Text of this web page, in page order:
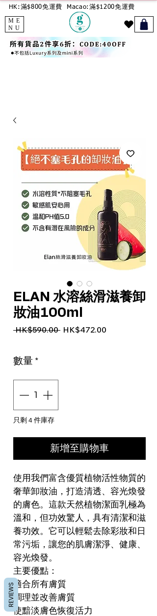
HK:滿$800免運費 Macao:滿$1200免運費
ME
NU
ELAN 水溶絲滑滋養卸
妝油100ml
HK$590.00 一般價格
HK$472.00
數量 *
只剩 4 件庫存
新增至購物車
使用我們富含優質植物活性物質的
奢華卸妝油，打造清透、容光煥發
的膚色。這款天然植物潔面乳極為
溫和，但功效驚人，具有清潔和滋
養功效。它可以輕鬆去除彩妝和日
常污垢，讓您的肌膚潔淨、健康、
容光煥發。
主要優點：
適合所有膚質
調理並改善膚質
使黯淡膚色恢復活力
REVIEWS